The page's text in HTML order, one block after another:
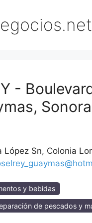
-
López Sn, Colonia
y bebidas
de pescados y